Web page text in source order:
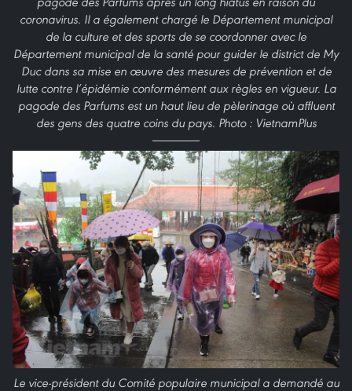
coronavirus. Il a également chargé le Département municipal
de la culture et des sports de se coordonner avec le
Département municipal de la santé pour guider le district de My
Duc dans sa mise en œuvre des mesures de prévention et de
lutte contre l’épidémie conformément aux règles en vigueur. La
pagode des Parfums est un haut lieu de pèlerinage où affluent
des gens des quatre coins du pays. Photo : VietnamPlus
Le vice-président du Comité populaire municipal a demandé au